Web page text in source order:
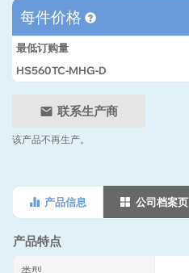
每件价格
最低订购量
HS560TC-MHG-D
联系生产商
该产品不再生产。
产品信息 公司档案页
产品特点